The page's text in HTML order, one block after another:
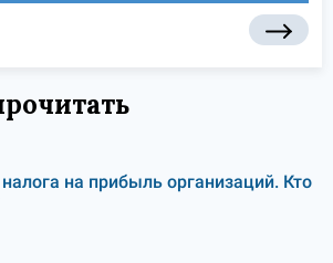
на прибыль организаций. Кто